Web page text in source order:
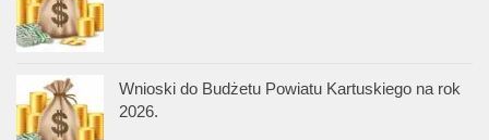
Wnioski do Budżetu Powiatu Kartuskiego na rok
2026.